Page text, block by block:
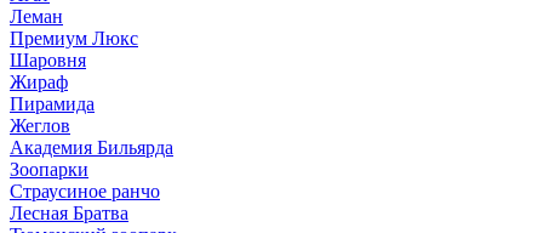
Леман
Премиум Люкс
Шаровня
Жираф
Пирамида
Жеглов
Академия Бильярда
Зоопарки
Страусиное ранчо
Лесная Братва